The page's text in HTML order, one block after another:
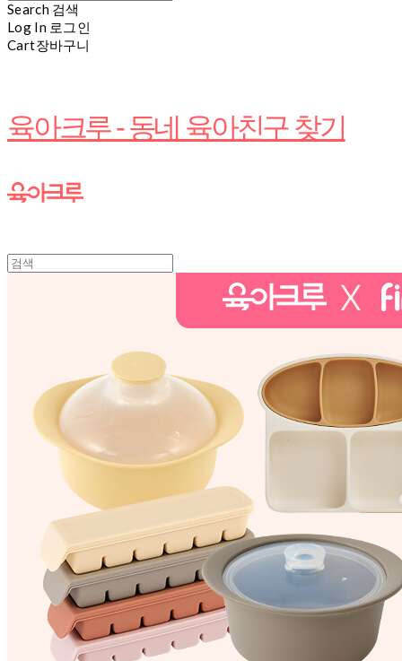
Search 검색
Log In 로그인
Cart장바구니
육아크루 - 동네 육아친구 찾기